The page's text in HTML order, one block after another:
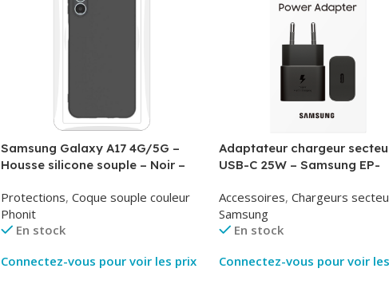
Samsung Galaxy A17 4G/5G –
Housse silicone souple – Noir –
Protections, Coque souple couleur
Phonit
En stock
Connectez-vous pour voir les prix
Adaptateur chargeur
USB-C 25W – Samsung EP-
Original
Accessoires, Chargeurs
Samsung
En stock
Connectez-vous pour voir